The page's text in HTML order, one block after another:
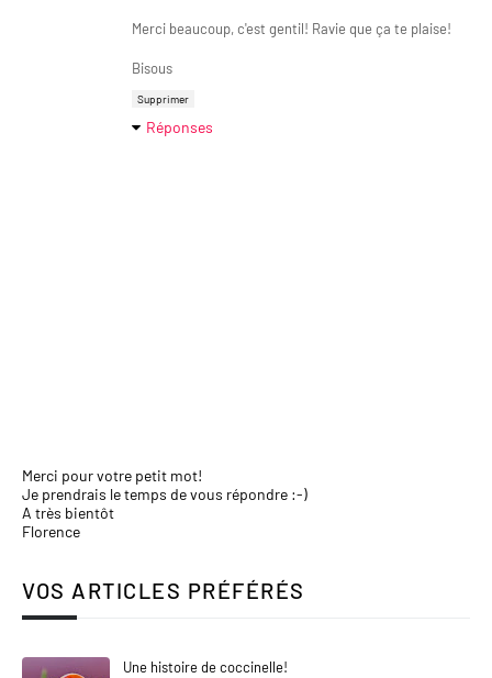
Merci beaucoup, c'est gentil! Ravie que ça te plaise!
Bisous
Supprimer
Réponses
Merci pour votre petit mot!
Je prendrais le temps de vous répondre :-)
A très bientôt
Florence
VOS ARTICLES PRÉFÉRÉS
Une histoire de coccinelle!